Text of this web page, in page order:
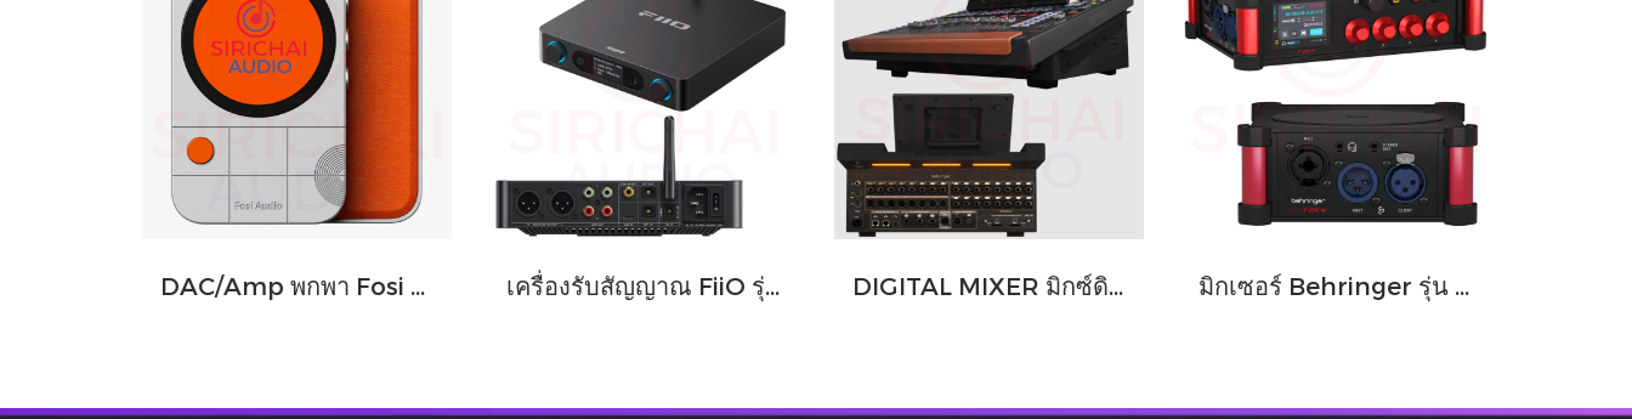
DAC/Amp พกพา Fosi Audio รุ่น MD3 ชิปDAC เรือธง ESS ES9039Q2M เครื่องรับสัญญาณ FiiO รุ่น BR15 R2R DIGITAL MIXER มิกซ์ดิจิตอล Behringer รุ่น WING COMPACT มิกเซอร์ Behringer รุ่น FLOW 4V